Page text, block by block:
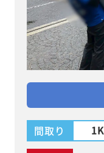
間取り 1K